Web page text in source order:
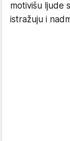
motivišu ljude
istražuju i